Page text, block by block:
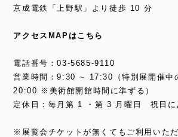
京成電鉄「上野駅」より徒歩 10 分
アクセスMAPはこちら
電話番号：03-5685-9110
営業時間：9:30 ∼ 17:30（特別展開催中
20:00 ※美術館開館時間に準ずる）
定休日：毎月第 1 ・第 3 月曜日 祝日に
※展覧会チケットが無くてもご利用いた